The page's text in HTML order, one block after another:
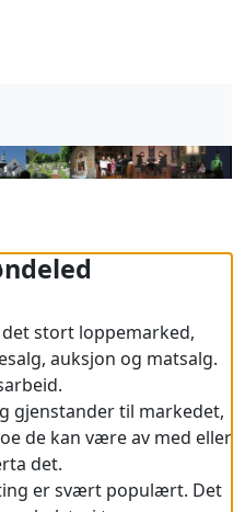
stort loppemarked,
auksjon og matsalg.
gjenstander til markedet,
de kan være av med eller
det.
er svært populært. Det